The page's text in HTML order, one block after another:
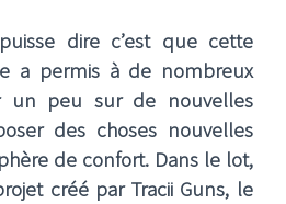
dire c’est que cette
a permis à de nombreux
un peu sur de nouvelles
des choses nouvelles
de confort. Dans le lot,
créé par Tracii Guns, le